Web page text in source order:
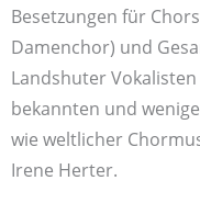
Besetzungen für
Damenchor) und
Landshuter
bekannten und
wie weltlicher
Irene Herter.